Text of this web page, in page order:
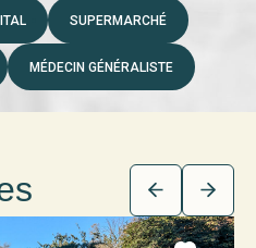
SUPERMARCHÉ
MÉDECIN GÉNÉRALISTE